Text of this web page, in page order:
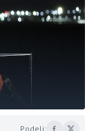
Podeli: